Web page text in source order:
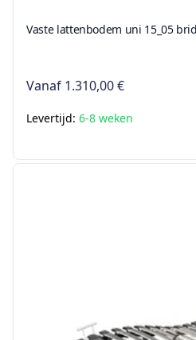
Vaste lattenbodem uni 15_05
Vanaf 1.310,00 €
Levertijd: 6-8 weken